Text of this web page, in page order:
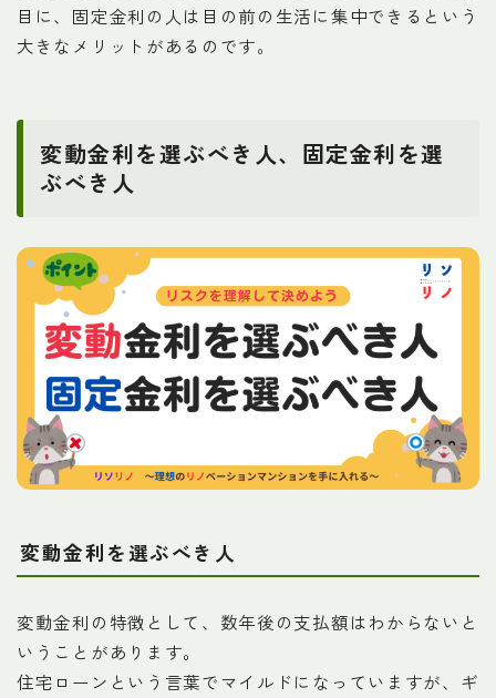
目に、固定金利の人は目の前の生活に集中できるという
大きなメリットがあるのです。
変動金利を選ぶべき人、固定金利を選
ぶべき人
変動金利を選ぶべき人
変動金利の特徴として、数年後の支払額はわからないと
いうことがあります。
住宅ローンという言葉でマイルドになっていますが、ギ